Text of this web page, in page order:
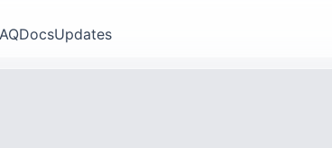
DocsUpdates